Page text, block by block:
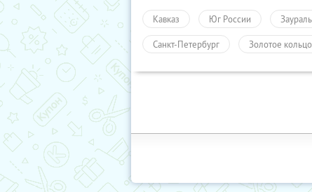
Кавказ Юг России
Санкт-Петербург Золотое кольцо